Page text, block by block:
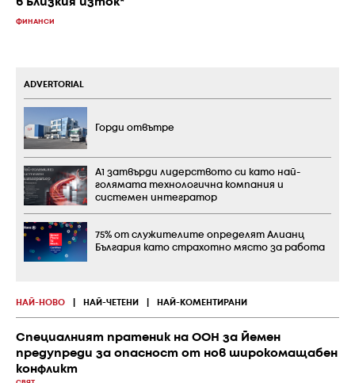
в Близкия изток*
ФИНАНСИ
НАЙ-НОВО НАЙ-ЧЕТЕНИ НАЙ-КОМЕНТИРАНИ
Специалният пратеник на ООН за Йемен
предупреди за опасност от нов широкомащабен
конфликт
ADVERTORIAL
Горди отвътре
А1 затвърди лидерството си като най-
голямата технологична компания и
системен интегратор
75% от служителите определят Алианц
България като страхотно място за работа